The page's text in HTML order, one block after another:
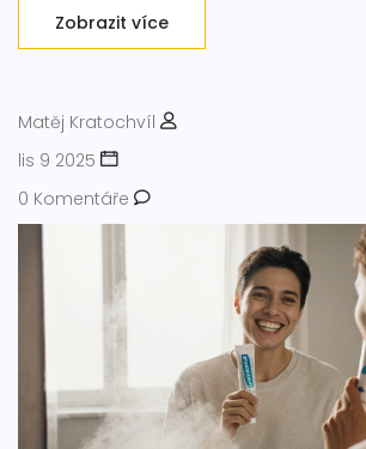
Zobrazit více
Matěj Kratochvíl
lis 9 2025
0 Komentáře